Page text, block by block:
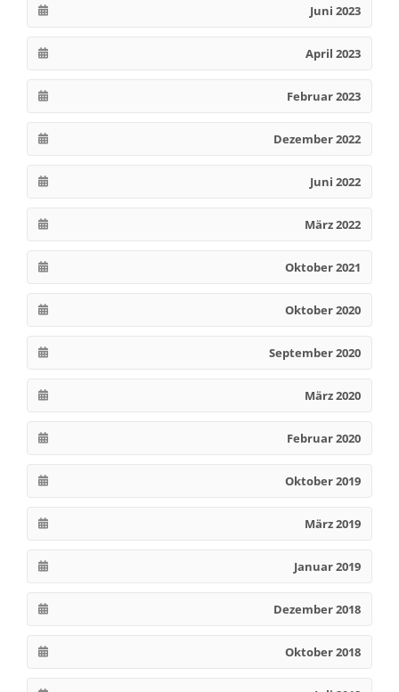
Juni 2023
April 2023
Februar 2023
Dezember 2022
Juni 2022
März 2022
Oktober 2021
Oktober 2020
September 2020
März 2020
Februar 2020
Oktober 2019
März 2019
Januar 2019
Dezember 2018
Oktober 2018